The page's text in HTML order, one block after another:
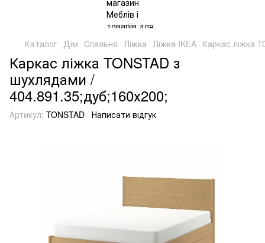
Каталог Дім Спальня Ліжка Ліжка IKEA Каркас ліжка
Каркас ліжка TONSTAD з
шухлядами /
404.891.35;дуб;160х200;
Артикул: TONSTAD Написати відгук